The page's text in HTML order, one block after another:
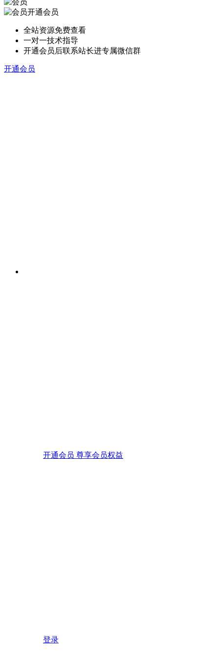
开通会员
全站资源免费查看
一对一技术指导
开通会员后联系站长进专属微信群
开通会员
开通会员 尊享会员权益
登录